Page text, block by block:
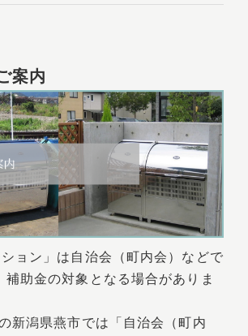
案内
ョン」は自治会（町内会）などで
補助金の対象となる場合がありま
新潟県燕市では「自治会（町内